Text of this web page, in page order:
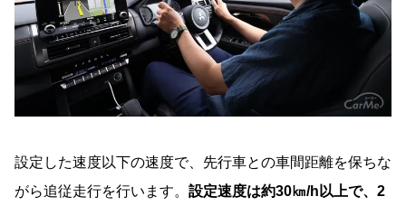
設定した速度以下の速度で、先行車との車間距離を保ちな
がら追従走行を行います。 設定速度は約30㎞/h以上で、2